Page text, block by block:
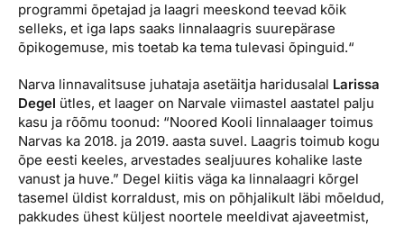
programmi õpetajad ja laagri meeskond teevad kõik
selleks, et iga laps saaks linnalaagris suurepärase
õpikogemuse, mis toetab ka tema tulevasi õpinguid.“
Narva linnavalitsuse juhataja asetäitja haridusalal Larissa
Degel ütles, et laager on Narvale viimastel aastatel palju
kasu ja rõõmu toonud: “Noored Kooli linnalaager toimus
Narvas ka 2018. ja 2019. aasta suvel. Laagris toimub kogu
õpe eesti keeles, arvestades sealjuures kohalike laste
vanust ja huve.” Degel kiitis väga ka linnalaagri kõrgel
tasemel üldist korraldust, mis on põhjalikult läbi mõeldud,
pakkudes ühest küljest noortele meeldivat ajaveetmist,